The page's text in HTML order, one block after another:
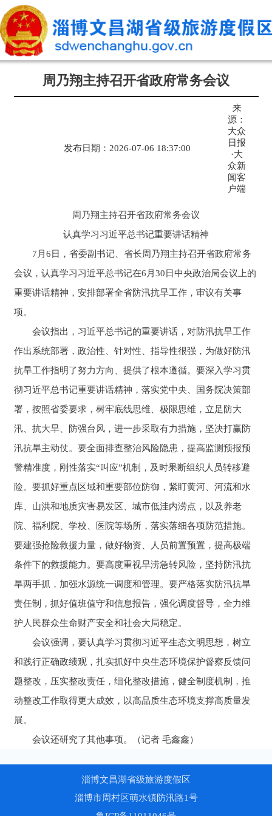
周乃翔主持召开省政府常务会议
发布日期：2026-07-06 18:37:00
来
源：
大众
日报
·大
众新
闻客
户端
周乃翔主持召开省政府常务会议
认真学习习近平总书记重要讲话精神
7月6日，省委副书记、省长周乃翔主持召开省政府常务
会议，认真学习习近平总书记在6月30日中央政治局会议上的
重要讲话精神，安排部署全省防汛抗旱工作，审议有关事
项。
会议指出，习近平总书记的重要讲话，对防汛抗旱工作
作出系统部署，政治性、针对性、指导性很强，为做好防汛
抗旱工作指明了努力方向、提供了根本遵循。要深入学习贯
彻习近平总书记重要讲话精神，落实党中央、国务院决策部
署，按照省委要求，树牢底线思维、极限思维，立足防大
汛、抗大旱、防强台风，进一步采取有力措施，坚决打赢防
汛抗旱主动仗。要全面排查整治风险隐患，提高监测预报预
警精准度，刚性落实“叫应”机制，及时果断组织人员转移避
险。要抓好重点区域和重要部位防御，紧盯黄河、河流和水
库、山洪和地质灾害易发区、城市低洼内涝点，以及养老
院、福利院、学校、医院等场所，落实落细各项防范措施。
要建强抢险救援力量，做好物资、人员前置预置，提高极端
条件下的救援能力。要高度重视旱涝急转风险，坚持防汛抗
旱两手抓，加强水源统一调度和管理。要严格落实防汛抗旱
责任制，抓好值班值守和信息报告，强化调度督导，全力维
护人民群众生命财产安全和社会大局稳定。
会议强调，要认真学习贯彻习近平生态文明思想，树立
和践行正确政绩观，扎实抓好中央生态环境保护督察反馈问
题整改，压实整改责任，细化整改措施，健全制度机制，推
动整改工作取得更大成效，以高品质生态环境支撑高质量发
展。
会议还研究了其他事项。（记者 毛鑫鑫）
淄博文昌湖省级旅游度假区
淄博市周村区萌水镇防汛路1号